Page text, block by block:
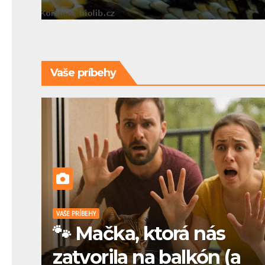
Vaše príbehy
VAŠE PRÍBEHY
🐾 Mačka, ktorá nás
zatvorila na balkón (a